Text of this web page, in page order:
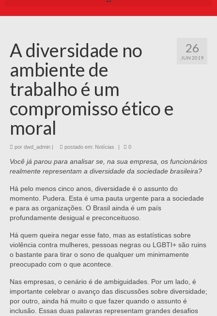
26
JUN 2019
A diversidade no
ambiente de
trabalho é um
compromisso ético e
moral
por dwd_admin postado em: Notícias 0
Você já parou para analisar se, na sua empresa, os funcionários
realmente representam a diversidade da sociedade brasileira?
Há pelo menos cinco anos, diversidade é o assunto do
momento. Pudera. Esta é uma pauta urgente para a sociedade
e para as organizações. O Brasil ainda é um país
profundamente desigual e preconceituoso.
Há quem queira negar esse fato, mas as estatísticas sobre
violência contra mulheres, pessoas negras ou LGBTI+ são ruins
o bastante para tirar o sono de qualquer um minimamente
preocupado com o que acontece.
Nas empresas, o cenário é de ambiguidades. Por um lado, é
importante celebrar o avanço das discussões sobre diversidade;
por outro, ainda há muito o que fazer quando o assunto é
inclusão. Essas duas palavras representam grandes desafios